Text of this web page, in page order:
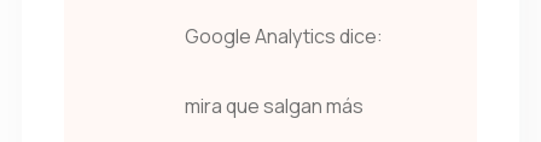
Google Analytics dice:
mira que salgan más